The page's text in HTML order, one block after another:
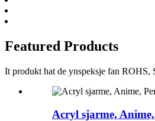
Featured Products
It produkt hat de ynspeksje fan
Acryl sjarme,